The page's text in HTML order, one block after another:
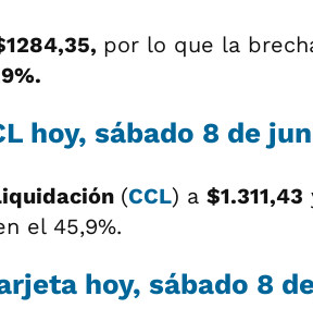
por lo que la
hoy, sábado 8 de
(CCL) a $1.311,43
el 45,9%.
hoy, sábado 8